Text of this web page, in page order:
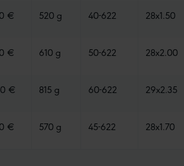
€ 520 g 40-622 28x1.50
€ 610 g 50-622 28x2.00
€ 815 g 60-622 29x2.35
€ 570 g 45-622 28x1.70